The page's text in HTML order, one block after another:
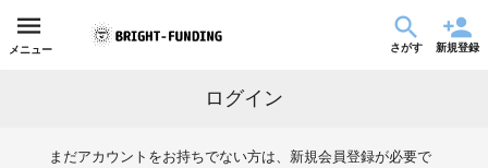
メニュー さがす 新規登録
ログイン
まだアカウントをお持ちでない方は、新規会員登録が必要で